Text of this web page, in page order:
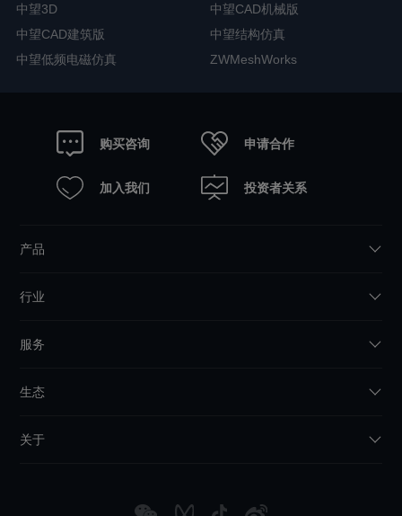
中望3D
中望CAD机械版
中望CAD建筑版
中望结构仿真
中望低频电磁仿真
ZWMeshWorks
购买咨询 申请合作
加入我们 投资者关系
产品
行业
服务
生态
关于